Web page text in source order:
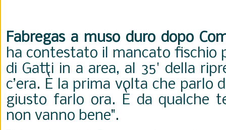
Fabregas a muso duro dopo
ha contestato il mancato fischio
di Gatti in a area, al 35' della
c’era. È la prima volta che parlo
giusto farlo ora. È da qualche
non vanno bene".